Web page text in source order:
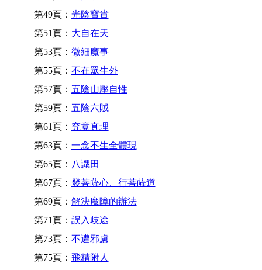
第49頁： 光陰寶貴
第51頁： 大自在天
第53頁： 微細魔事
第55頁： 不在眾生外
第57頁： 五陰山壓自性
第59頁： 五陰六賊
第61頁： 究竟真理
第63頁： 一念不生全體現
第65頁： 八識田
第67頁： 發菩薩心、行菩薩道
第69頁： 解決魔障的辦法
第71頁： 誤入歧途
第73頁： 不遭邪慮
第75頁： 飛精附人